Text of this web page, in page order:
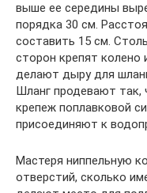
выше ее середины
порядка 30 см.
составить 15 см.
сторон крепят колено
делают дыру для
Шланг продевают
крепеж поплавковой
присоединяют к
Мастеря ниппельную
отверстий, сколько